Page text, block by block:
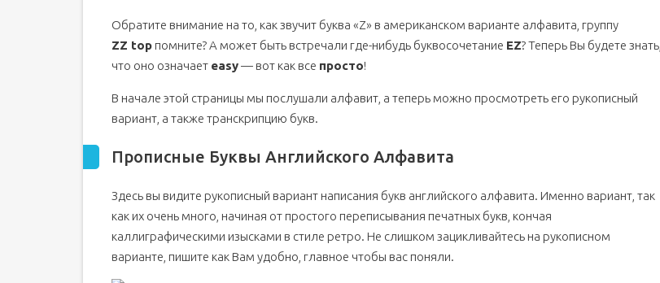
Обратите внимание на то, как звучит буква «Z» в американском варианте алфавита, группу
ZZ top помните? А может быть встречали где-нибудь буквосочетание EZ? Теперь Вы будете знать,
что оно означает easy— вот как все просто!
В начале этой страницы мы послушали алфавит, а теперь можно просмотреть его рукописный
вариант, а также транскрипцию букв.
Прописные Буквы Английского Алфавита
Здесь вы видите рукописный вариант написания букв английского алфавита. Именно вариант, так
как их очень много, начиная от простого переписывания печатных букв, кончая
каллиграфическими изысками в стиле ретро. Не слишком зацикливайтесь на рукописном
варианте, пишите как Вам удобно, главное чтобы вас поняли.